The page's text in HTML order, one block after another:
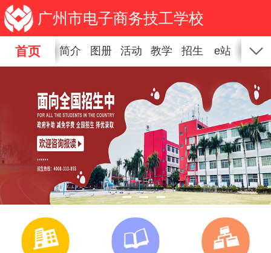
广州市电子商务技工学校
首页 简介 图册 活动 教学 招生 e站 新闻